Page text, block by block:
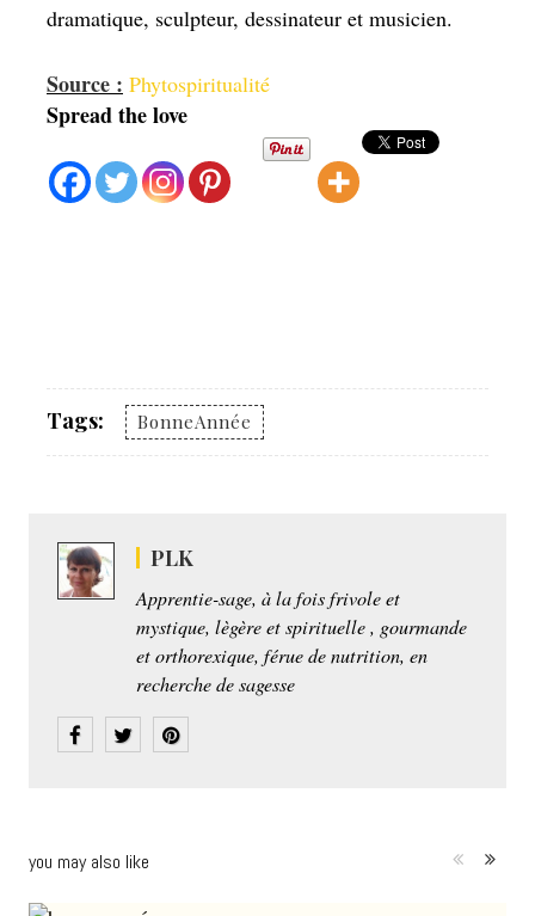
dramatique, sculpteur, dessinateur et musicien.
Source : Phytospiritualité
Spread the love
Tags: BonneAnnée
PLK
Apprentie-sage, à la fois frivole et
mystique, lègère et spirituelle , gourmande
et orthorexique, férue de nutrition, en
recherche de sagesse
you may also like